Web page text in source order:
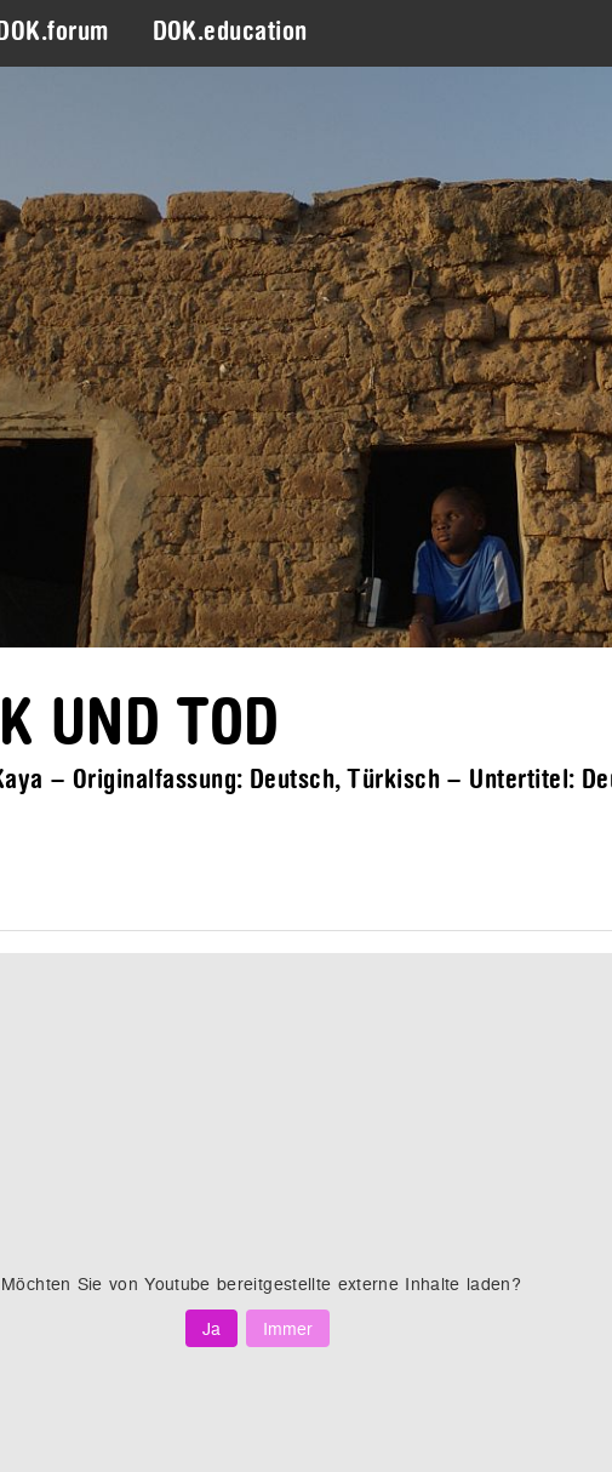
DOK.education
UND TOD
– Originalfassung: Deutsch, Türkisch – Untertitel:
Möchten Sie vonYoutube bereitgestellte externe Inhalte laden?
Ja
Immer